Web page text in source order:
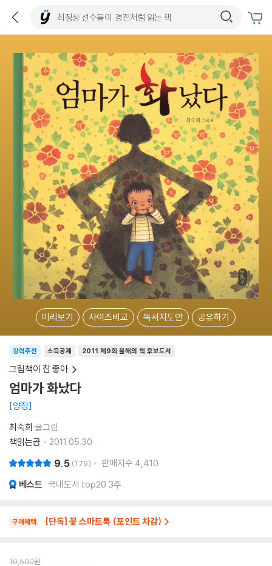
미리보기 사이즈비교 독서지도안 공유하기
소득공제
강력추천 2011 제9회 올해의 책 후보도서
그림책이 참 좋아
엄마가 화났다
양장
최숙희 글그림
책읽는곰
2011.05.30.
9.5 179 판매지수 4,410
베스트 국내도서 top20 3주
구매혜택 [단독] 꽃 스마트톡 (포인트 차감)
10,500원